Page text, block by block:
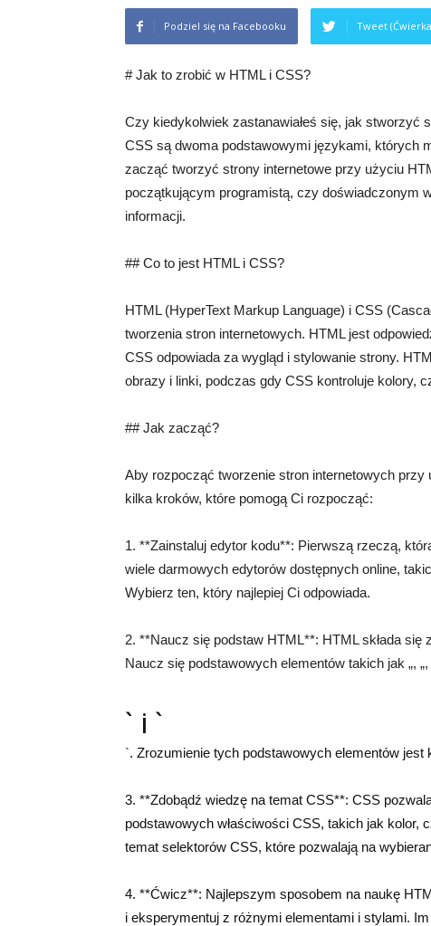
Podziel się na Facebooku Tweet
# Jak to zrobić w HTML i CSS?
Czy kiedykolwiek zastanawiałeś się, jak stworzyć
CSS są dwoma podstawowymi językami, których
zacząć tworzyć strony internetowe przy użyciu
początkującym programistą, czy doświadczonym
informacji.
## Co to jest HTML i CSS?
HTML (HyperText Markup Language) i CSS
tworzenia stron internetowych. HTML jest
CSS odpowiada za wygląd i stylowanie strony.
obrazy i linki, podczas gdy CSS kontroluje kolory,
## Jak zacząć?
Aby rozpocząć tworzenie stron internetowych
kilka kroków, które pomogą Ci rozpocząć:
1. **Zainstaluj edytor kodu**: Pierwszą rzeczą,
wiele darmowych edytorów dostępnych online,
Wybierz ten, który najlepiej Ci odpowiada.
2. **Naucz się podstaw HTML**: HTML składa
Naucz się podstawowych elementów takich jak „, „,
` i `
`. Zrozumienie tych podstawowych elementów
3. **Zdobądź wiedzę na temat CSS**: CSS
podstawowych właściwości CSS, takich jak kolor,
temat selektorów CSS, które pozwalają na
4. **Ćwicz**: Najlepszym sposobem na naukę
i eksperymentuj z różnymi elementami i stylami.